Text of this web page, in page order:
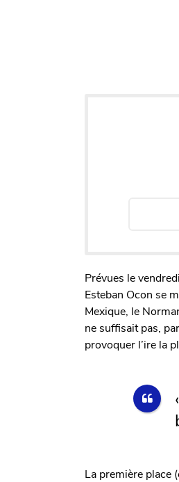
Prévues le
Esteban Ocon se
Mexique, le
ne suffisait pas,
provoquer l’ire la
La première place